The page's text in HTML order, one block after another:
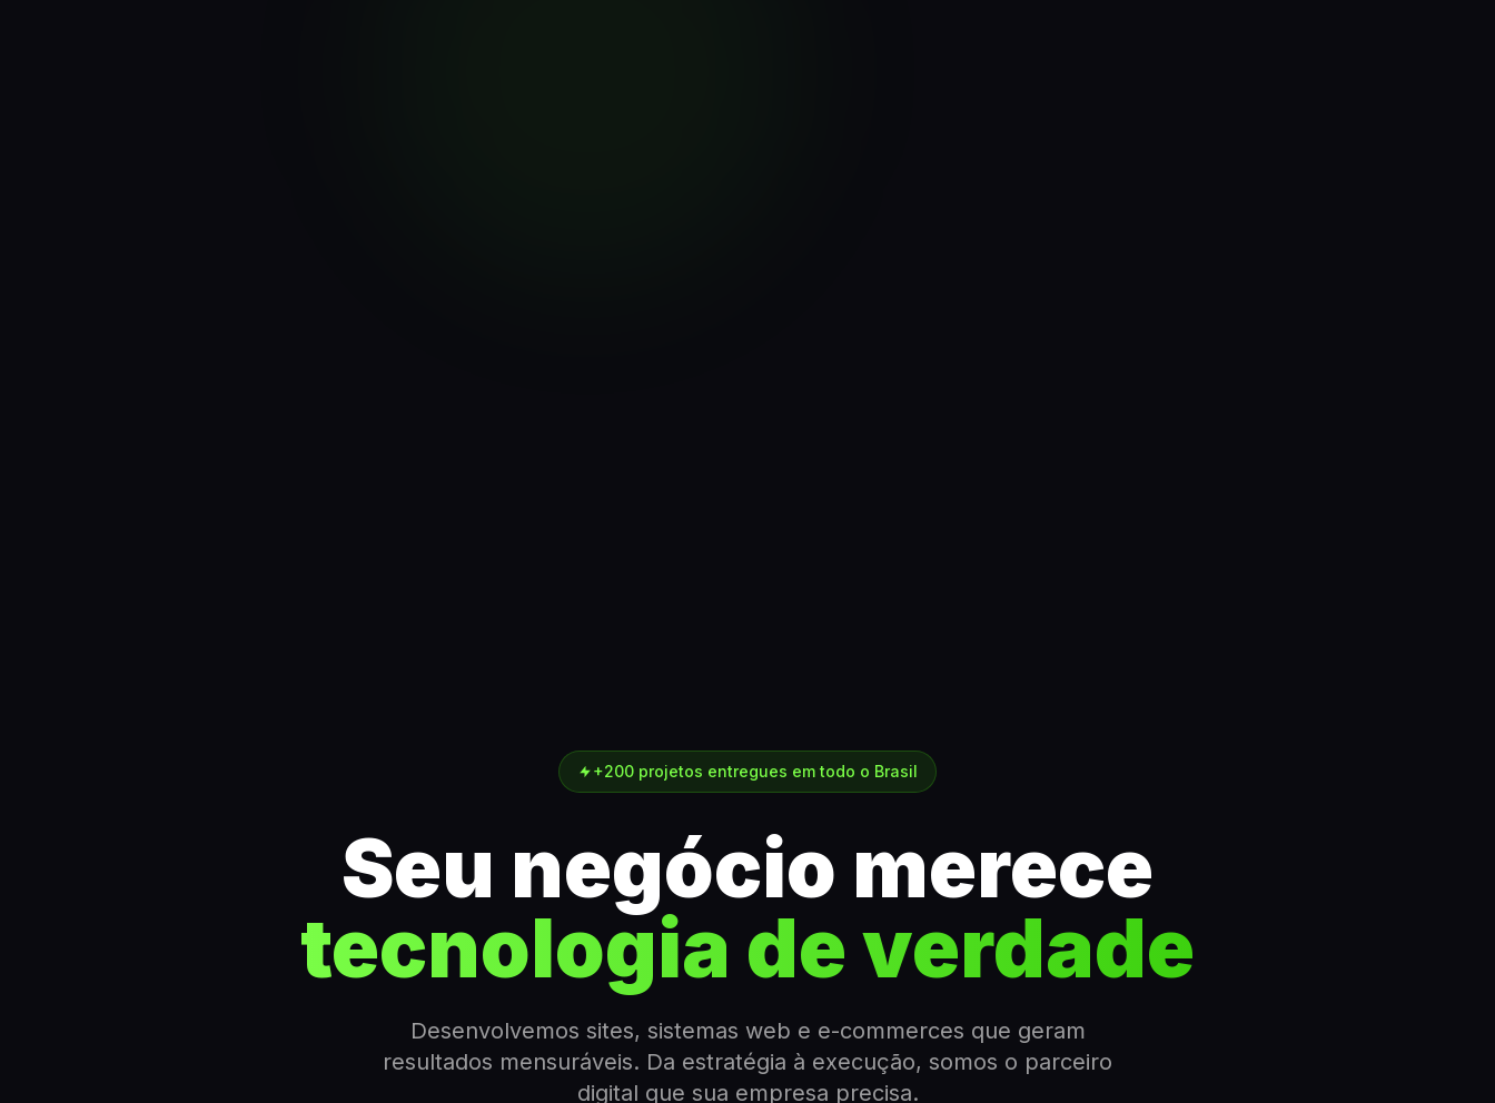
+200 projetos entregues em todo o Brasil
Seu negócio merece
tecnologia de verdade
Desenvolvemos sites, sistemas web e e-commerces que geram
resultados mensuráveis. Da estratégia à execução, somos o parceiro
digital que sua empresa precisa.